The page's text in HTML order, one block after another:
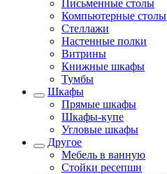
Письменные столы
Компьютерные столы
Стеллажи
Настенные полки
Витрины
Книжные шкафы
Тумбы
Шкафы
Прямые шкафы
Шкафы-купе
Угловые шкафы
Другое
Мебель в ванную
Стойки ресепшн